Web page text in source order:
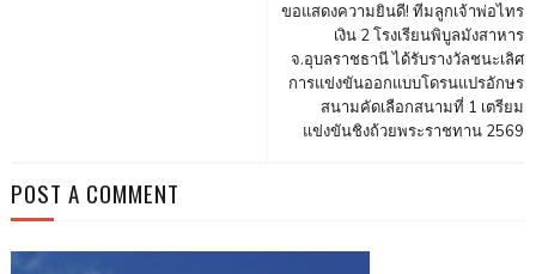
ขอแสดงความยินดี! ทีมลูกเจ้าพ่อไทร
เงิน 2 โรงเรียนพิบูลมังสาหาร
จ.อุบลราชธานี ได้รับรางวัลชนะเลิศ
การแข่งขันออกแบบโดรนแปรอักษร
สนามคัดเลือกสนามที่ 1 เตรียม
แข่งขันชิงถ้วยพระราชทาน 2569
POST A COMMENT